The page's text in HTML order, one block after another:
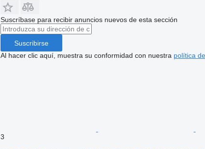
Suscríbase para recibir anuncios nuevos de esta sección
Suscribirse
Al hacer clic aquí, muestra su conformidad con nuestra política
3